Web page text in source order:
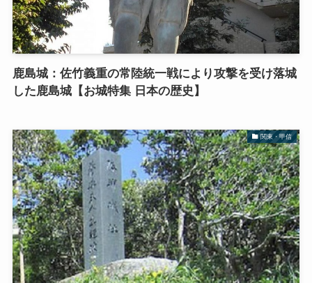
鹿島城：佐竹義重の常陸統一戦により攻撃を受け落城
した鹿島城【お城特集 日本の歴史】
関東・甲信